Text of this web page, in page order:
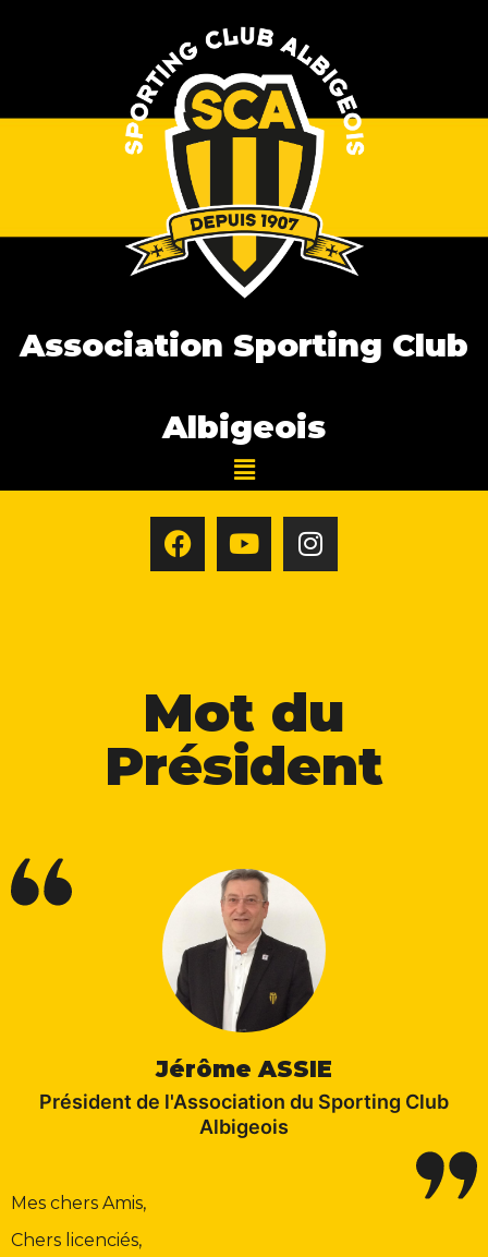
Association Sporting Club
Albigeois
Mot du
Président
Jérôme ASSIE
Président de l'Association du Sporting Club
Albigeois
Mes chers Amis,
Chers licenciés,